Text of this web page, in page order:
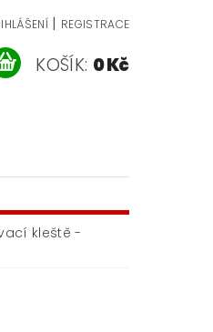
| REGISTRACE
KOŠÍK: 0 Kč
kleště -